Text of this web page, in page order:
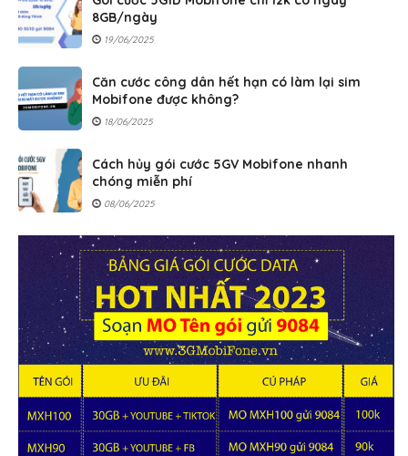
8GB/ngày
19/06/2025
Căn cước công dân hết hạn có làm lại sim
Mobifone được không?
18/06/2025
Cách hủy gói cước 5GV Mobifone nhanh
chóng miễn phí
08/06/2025